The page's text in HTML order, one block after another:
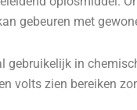
gebeuren met
in
volts zien bereiken